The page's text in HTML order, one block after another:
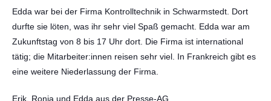
Edda war bei der Firma Kontrolltechnik in Schwarmstedt. Dort
durfte sie löten, was ihr sehr viel Spaß gemacht. Edda war am
Zukunftstag von 8 bis 17 Uhr dort. Die Firma ist international
tätig; die Mitarbeiter:innen reisen sehr viel. In Frankreich gibt es
eine weitere Niederlassung der Firma.
Erik, Ronja und Edda aus der Presse-AG